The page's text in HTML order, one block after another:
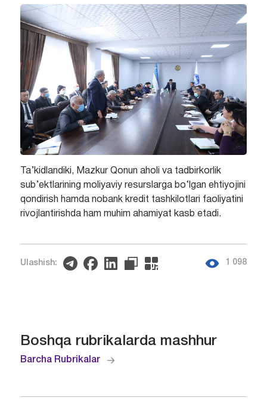
Ta’kidlandiki, Mazkur Qonun aholi va tadbirkorlik
sub’ektlarining moliyaviy resurslarga bo‘lgan ehtiyojini
qondirish hamda nobank kredit tashkilotlari faoliyatini
rivojlantirishda ham muhim ahamiyat kasb etadi.
Ulashish: 1 098
Boshqa rubrikalarda mashhur
Barcha Rubrikalar